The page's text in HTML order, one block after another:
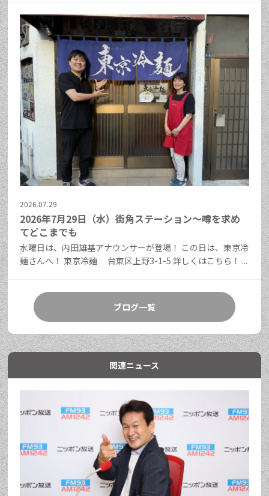
2026.07.29
2026年7月29日（水）街角ステーション～噂を求め
てどこまでも
水曜日は、内田雄基アナウンサーが登場！ この日は、東京冷
麺さんへ！ 東京冷麺 台東区上野3-1-5 詳しくはこちら！ ...
ブログ一覧
関連ニュース